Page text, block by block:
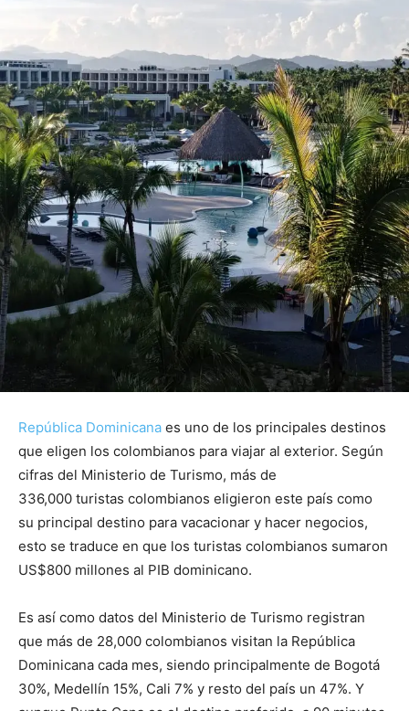
República Dominicana es uno de los principales destinos
que eligen los colombianos para viajar al exterior. Según
cifras del Ministerio de Turismo, más de
336,000 turistas colombianos eligieron este país como
su principal destino para vacacionar y hacer negocios,
esto se traduce en que los turistas colombianos sumaron
US$800 millones al PIB dominicano.
Es así como datos del Ministerio de Turismo registran
que más de 28,000 colombianos visitan la República
Dominicana cada mes, siendo principalmente de Bogotá
30%, Medellín 15%, Cali 7% y resto del país un 47%. Y